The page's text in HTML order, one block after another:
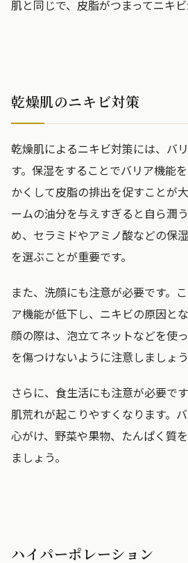
肌と同じで、皮脂がつまってニキビ
乾燥肌のニキビ対策
乾燥肌によるニキビ対策には、バ
す。保湿をすることでバリア機能
かくして皮脂の排出を促すことが
ームの油分を与えすぎると自ら潤
め、セラミドやアミノ酸などの保
を選ぶことが重要です。
また、洗顔にも注意が必要です。
ア機能が低下し、ニキビの原因と
顔の際は、泡立てネットなどを使
を傷つけないように注意しましょう
さらに、食生活にも注意が必要で
肌荒れが起こりやすくなります。
心がけ、野菜や果物、たんぱく質
ましょう。
ハイパーポレーション